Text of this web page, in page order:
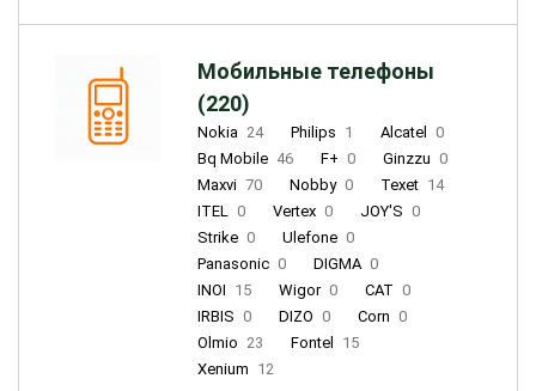
Мобильные телефоны
(220)
Nokia 24 Philips 1 Alcatel
0
Bq Mobile 46 F+ 0 Ginzzu 0
Maxvi 70 Nobby 0 Texet 14
ITEL 0 Vertex 0 JOY'S 0
Strike 0 Ulefone 0
Panasonic 0 DIGMA 0
INOI 15 Wigor 0 CAT 0
IRBIS 0 DIZO 0 Corn 0
Olmio 23 Fontel
15
Xenium 12